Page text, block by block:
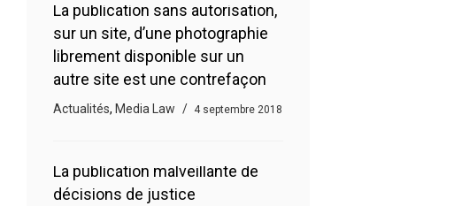
La publication sans autorisation,
sur un site, d’une photographie
librement disponible sur un
autre site est une contrefaçon
Actualités, Media Law 4 septembre 2018
La publication malveillante de
décisions de justice